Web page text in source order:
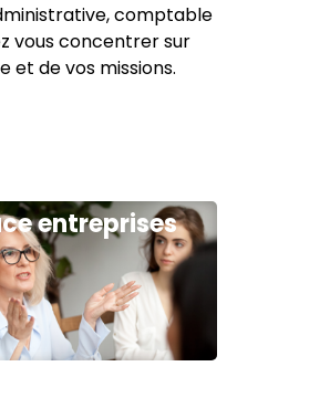
comptable
vous concentrer sur
et de vos missions.
entreprises